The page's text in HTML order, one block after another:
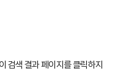
검색 결과 페이지를 클릭하지